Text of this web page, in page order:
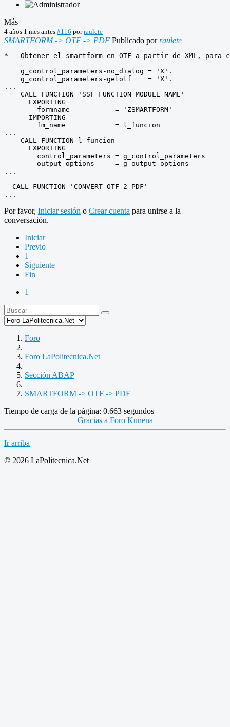
Más
4 años 1 mes antes #116 porraulete
SMARTFORM -> OTF -> PDF Publicado porraulete
*   Obtener el smartform en OTF a partir de XML, para
    g_control_parameters-no_dialog = 'X'.
    g_control_parameters-getotf    = 'X'.
...
    CALL FUNCTION 'SSF_FUNCTION_MODULE_NAME'
      EXPORTING
        formname           = 'ZSMARTFORM'
      IMPORTING
        fm_name            = l_funcion
...
    CALL FUNCTION l_funcion
      EXPORTING
        control_parameters = g_control_parameters
        output_options     = g_output_options
...
  CALL FUNCTION 'CONVERT_OTF_2_PDF'
Por favor, Iniciar sesión o Crear cuenta para unirse a la
conversación.
Iniciar
Previo
1
Siguiente
Fin
1
Foro
Foro LaPolitecnica.Net
Sección ABAP
SMARTFORM -> OTF -> PDF
Tiempo de carga de la página: 0.663 segundos
Gracias a Foro Kunena
Ir arriba
© 2026 LaPolitecnica.Net